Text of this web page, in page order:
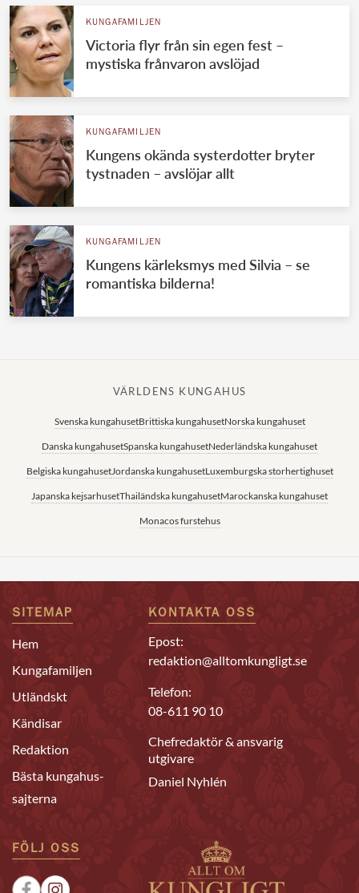
KUNGAFAMILJEN
Victoria flyr från sin egen fest –
mystiska frånvaron avslöjad
KUNGAFAMILJEN
Kungens okända systerdotter bryter
tystnaden – avslöjar allt
KUNGAFAMILJEN
Kungens kärleksmys med Silvia – se
romantiska bilderna!
VÄRLDENS KUNGAHUS
Svenska kungahusetBrittiska kungahusetNorska kungahuset
Danska kungahusetSpanska kungahusetNederländska kungahuset
Belgiska kungahusetJordanska kungahusetLuxemburgska storhertighuset
Japanska kejsarhusetThailändska kungahusetMarockanska kungahuset
Monacos furstehus
SITEMAP
Hem
Kungafamiljen
Utländskt
Kändisar
Redaktion
Bästa kungahus-
sajterna
KONTAKTA OSS
Epost:
redaktion@alltomkungligt.se
Telefon:
08-611 90 10
Chefredaktör & ansvarig
utgivare
Daniel Nyhlén
FÖLJ OSS